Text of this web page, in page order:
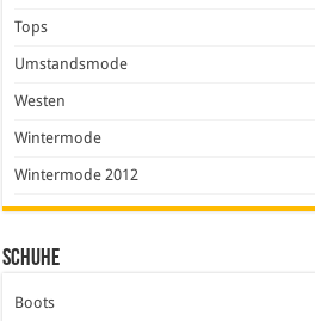
Tops
Umstandsmode
Westen
Wintermode
Wintermode 2012
Schuhe
Boots